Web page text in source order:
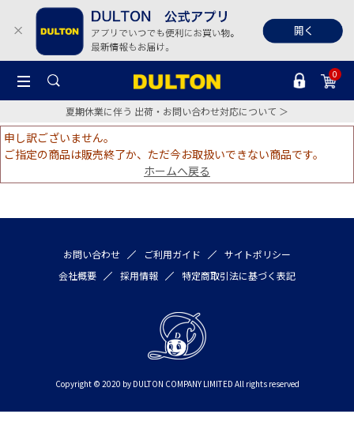
0
夏期休業に伴う 出荷・お問い合わせ対応について ＞
申し訳ございません。
ご指定の商品は販売終了か、ただ今お取扱いできない商品です。
ホームへ戻る
お問い合わせ ご利用ガイド
サイトポリシー
会社概要
採用情報 特定商取引法に基づく表記
Copyright © 2020 by DULTON COMPANY LIMITED All rights reserved